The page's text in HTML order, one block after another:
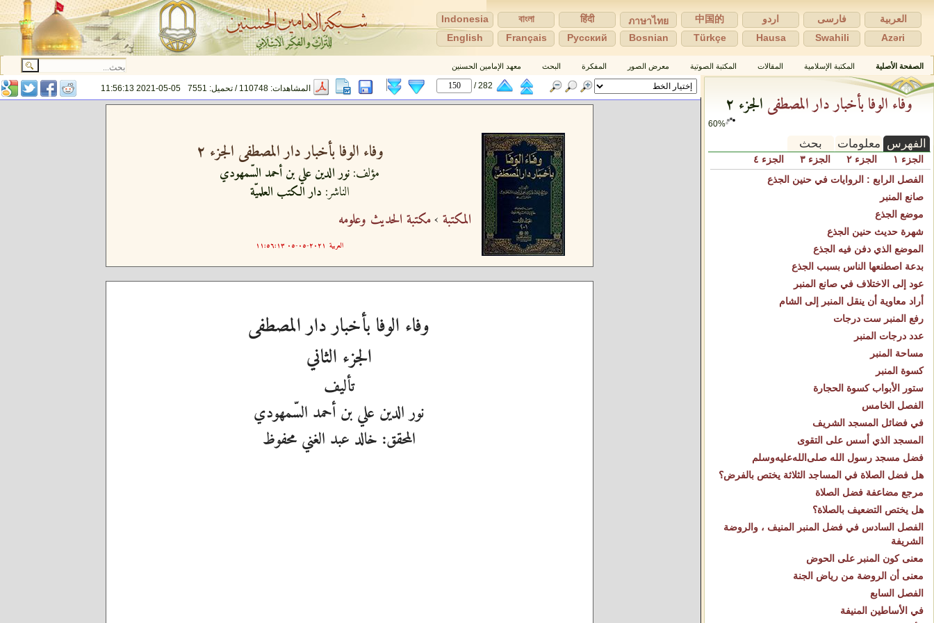
العربية فارسی اردو 中国的
ภาษาไทย
हिंदी
বাংলা
Indonesia
Azəri
Swahili
Hausa
Türkçe
Bosnian
Pусский
Français
English
الصفحة الأصلية المكتبة الإسلامية المقالات المكتبة الصوتية معرض الصور المفكرة البحث معهد الإمامين الحسنين
وفاء الوفا بأخبار دار المصطفى الجزء ٢
60%
الفهرس معلومات بحث
الجزء ١ الجزء ٢ الجزء ٣
الجزء ٤
الفصل الرابع : الروايات في حنين الجذع
صانع المنبر
موضع الجذع
شهرة حديث حنين الجذع
الموضع الذي دفن فيه الجذع
بدعة اصطنعها الناس بسبب الجذع
عود إلى الاختلاف في صانع المنبر
أراد معاوية أن ينقل المنبر إلى الشام
رفع المنبر ست درجات
عدد درجات المنبر
مساحة المنبر
كسوة المنبر
ستور الأبواب كسوة الحجارة
الفصل الخامس
في فضائل المسجد الشريف
المسجد الذي أسس على التقوى
فضل مسجد رسول الله صلى‌الله‌عليه‌وسلم
هل فضل الصلاة في المساجد الثلاثة يختص بالفرض؟
مرجع مضاعفة فضل الصلاة
هل يختص التضعيف بالصلاة؟
الفصل السادس في فضل المنبر المنيف ، والروضة
الشريفة
معنى كون المنبر على الحوض
معنى أن الروضة من رياض الجنة
الفصل السابع
في الأساطين المنيفة
282 / المشاهدات: 110748 / تحميل: 7551 2021-05-05 11:56:13
وفاء الوفا بأخبار دار المصطفى الجزء ٢
مؤلف:نور الدين علي بن أحمد السّمهودي
الناشر: دار الكتب العلميّة
المكتبة ›مكتبة الحديث وعلومه
العربية ٢٠٢١-٠٥-٠٥ ١١:٥٦:١٣
وفاء الوفا بأخبار دار المصطفى
الجزء الثاني
تأليف
نور الدين علي بن أحمد السّمهودي
المحقق: خالد عبد الغني محفوظ